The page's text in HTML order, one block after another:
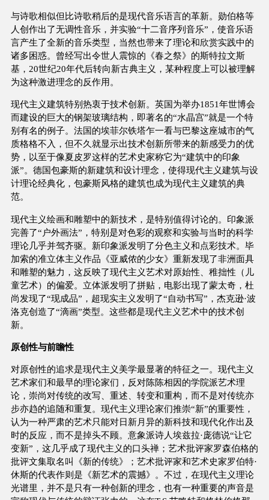
与诗歌相似但比诗歌稍后的是现代音乐语言的革新。勋伯格等
人创作出了无调性音乐，并实验“十二音序列音乐”，使音乐语
言产生了全新的音乐类型，当然也带来了理论和欣赏实践中的
诸多困惑。曾经写出令世人震惊的《春之祭》的斯特拉文斯
基，20世纪20年代后转向新古典主义，某种程度上可以被理解
为这种激进理念的反作用。
现代主义建筑特别热衷于技术创新。英国为举办1851年世博会
而建设的巨大的钢架玻璃结构，即著名的“水晶宫”就是一个特
别有名的例子。法国的埃菲尔铁塔乍一看与巴黎这座城市的气
质格格不入，但不久就显示出技术创新所带来的新感受力的优
势，以至于像夏皮罗这样的艺术史家称它为“建筑中的印象
派”。德国包豪斯的新建筑和设计理念，使得现代主义建筑与设
计理论经典化，包豪斯风格的建筑也成为现代主义建筑的典
范。
现代主义绘画和雕塑中的新技术，是特别值得讨论的。印象派
完善了“户外画法”，特别是对色彩的观察和实验与当时的科学
理论几乎并驾齐驱。新印象派发明了分色主义和点彩技术。毕
加索的准立体主义作品《亚威侬的少女》重新发现了非洲面具
和雕塑的魅力，这反映了现代主义艺术对原始性、稚拙性（儿
童艺术）的偏爱。立体派发明了拼贴，电影出现了蒙太奇，杜
尚发现了“现成品”，超现实主义发明了“自动书写”，杰克逊·波
洛克创造了“滴画”类型。这些都是现代主义艺术中的技术创
新。
原创性与前瞻性
对原创性的追求是现代主义美学最显著的特征之一。现代主义
艺术家们和最早的理论家们，反对陈陈相因的学院派艺术理
论，崇尚对传统的改写、重述、转变和重构，而不是对传统亦
步亦趋的追随和重复。现代主义理论家们推崇“新”的重要性，
认为一种严肃的艺术只能对日新月异的新科技和现代化作出及
时的反应，而不是掉头不顾。意象派诗人埃兹拉·庞德说“让它
变新”，这几乎成了现代主义的口头禅；艺术批评家罗森伯格的
批评文集取名叫《新的传统》；艺术批评家和艺术史家罗伯特·
休斯的代表作则是《新艺术的震撼》。不过，在现代主义理论
光谱里，并不是只有一种创新的理念，也有一种重要的声音是